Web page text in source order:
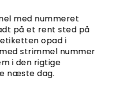
med nummeret
på et rent sted på
opad i
strimmel nummer
i den rigtige
næste dag.